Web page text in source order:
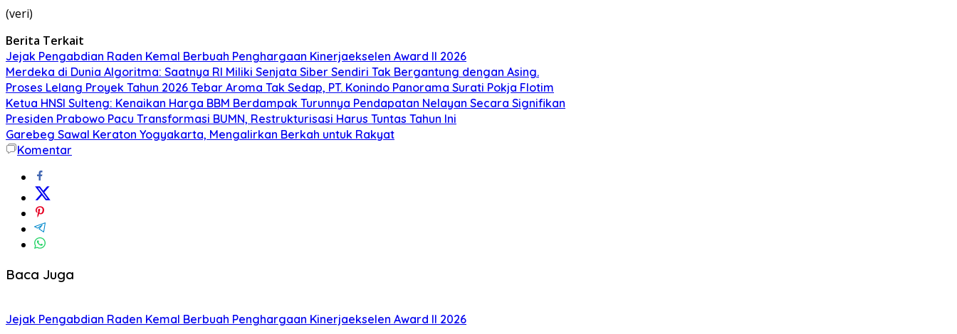
(veri)
Berita Terkait
Jejak Pengabdian Raden Kemal Berbuah Penghargaan Kinerjaekselen Award II 2026
Merdeka di Dunia Algoritma: Saatnya RI Miliki Senjata Siber Sendiri Tak Bergantung dengan Asing.
Proses Lelang Proyek Tahun 2026 Tebar Aroma Tak Sedap, PT. Konindo Panorama Surati Pokja Flotim
Ketua HNSI Sulteng: Kenaikan Harga BBM Berdampak Turunnya Pendapatan Nelayan Secara Signifikan
Presiden Prabowo Pacu Transformasi BUMN, Restrukturisasi Harus Tuntas Tahun Ini
Garebeg Sawal Keraton Yogyakarta, Mengalirkan Berkah untuk Rakyat
Komentar
Baca Juga
Jejak Pengabdian Raden Kemal Berbuah Penghargaan Kinerjaekselen Award II 2026